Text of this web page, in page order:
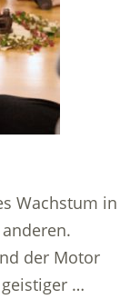
Wachstum in
der Motor
…